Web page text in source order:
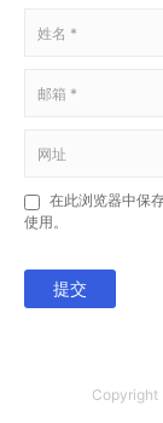
在此浏览器中保
使用。
提交